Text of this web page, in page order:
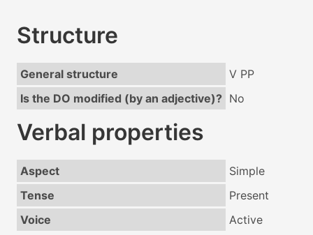
Structure
General structure
V PP
Is the DO modified (by an adjective)? No
Verbal properties
Aspect
Simple
Tense
Present
Voice
Active